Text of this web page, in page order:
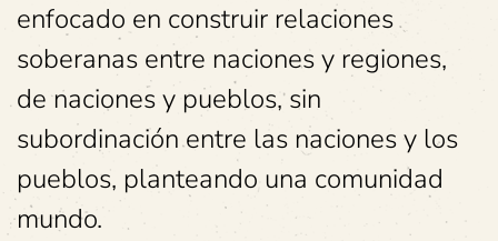
enfocado en construir relaciones
soberanas entre naciones y regiones,
de naciones y pueblos, sin
subordinación entre las naciones y los
pueblos, planteando una comunidad
mundo.